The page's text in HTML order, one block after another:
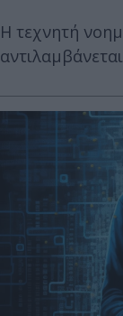
H τεχνητή